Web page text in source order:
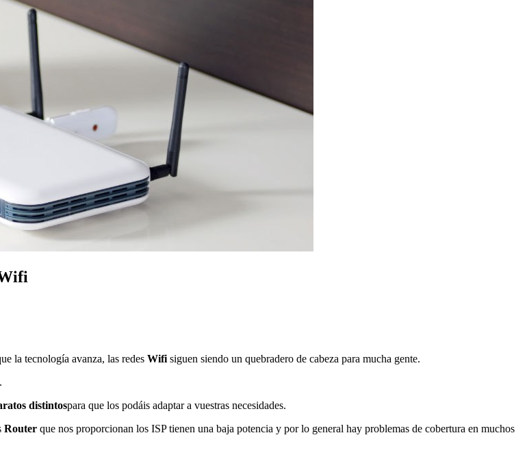
la tecnología avanza, las redes Wifi siguen siendo un quebradero de cabeza para mucha gente.
distintospara que los podáis adaptar a vuestras necesidades.
Router que nos proporcionan los ISP tienen una baja potencia y por lo general hay problemas de cobertura en muchos